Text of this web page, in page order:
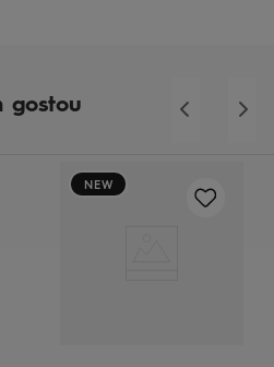
gostou
NEW